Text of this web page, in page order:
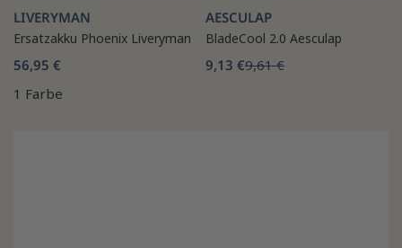
LIVERYMAN
Ersatzakku Phoenix Liveryman
56,95 €
1 Farbe
AESCULAP
BladeCool 2.0 Aesculap
9,13 €9,61 €